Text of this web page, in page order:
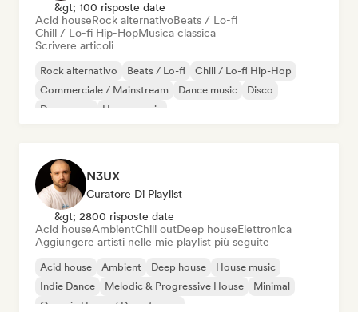
&gt; 100 risposte date
Acid houseRock alternativoBeats / Lo-fi
Chill / Lo-fi Hip-HopMusica classica
Scrivere articoli
Rock alternativo Beats / Lo-fi
Chill / Lo-fi Hip-Hop
Commerciale / Mainstream
Dance music
Disco
Dream pop
House music
N3UX
Curatore Di Playlist
&gt; 2800 risposte date
Acid houseAmbientChill outDeep houseElettronica
Aggiungere artisti nelle mie playlist più seguite
Acid house Ambient Deep house
House music
Indie Dance
Melodic & Progressive House
Minimal
Organic House / Downtempo